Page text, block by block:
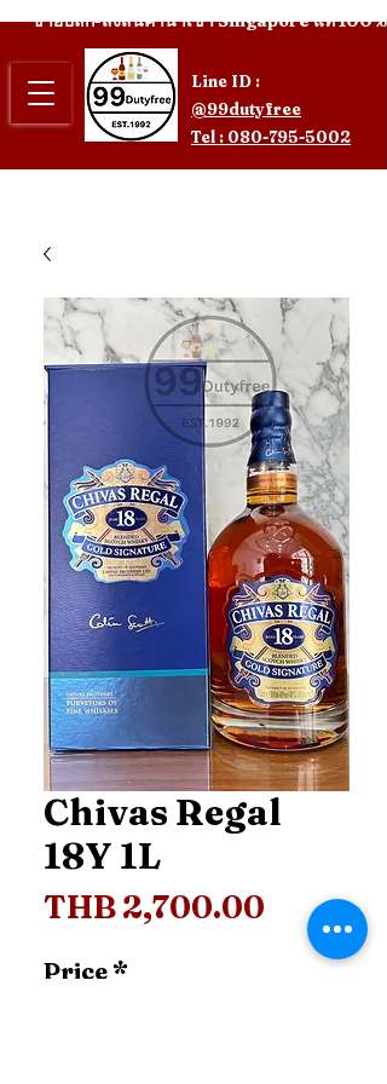
Line ID :
@99dutyfree
Tel : 080-795-5002
ขายปลีก-ส่งสินค้านำเข้า Singapore แท้ 100%
Chivas Regal
18Y 1L
THB 2,700.00 Price
Price *